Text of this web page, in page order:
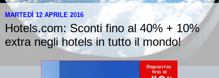
MARTEDÌ 12 APRILE 2016
Hotels.com: Sconti fino al 40% + 10%
extra negli hotels in tutto il mondo!